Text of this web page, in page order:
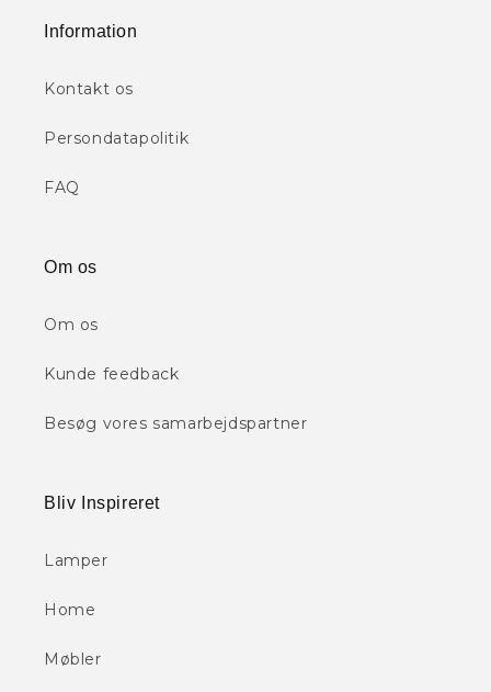
Information
Kontakt os
Persondatapolitik
FAQ
Om os
Om os
Kunde feedback
Besøg vores samarbejdspartner
Bliv Inspireret
Lamper
Home
Møbler